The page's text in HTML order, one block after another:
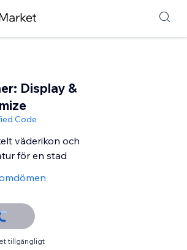
Display &
Code
väderikon och
för en stad
tillgängligt